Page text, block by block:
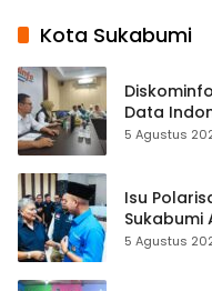
Kota Sukabumi
Data
5 Agustus
Isu
Sukabumi
5 Agustus